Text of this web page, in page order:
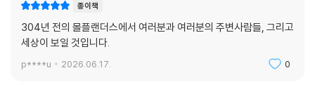
얼 디포의 색다른 면모를 보여주는 흥미진진한 소설로 독자에게 다가갈 것
이다.
『몰 플랜더스』에서 다뤄지는 여성의 권리와 대우, 결혼 제도의 문제는 본
종이책
304년 전의 몰플랜더스에서 여러분과 여러분의 주변사람들, 그리고
세상이 보일 것입니다.
p****u 2026.06.17. 0